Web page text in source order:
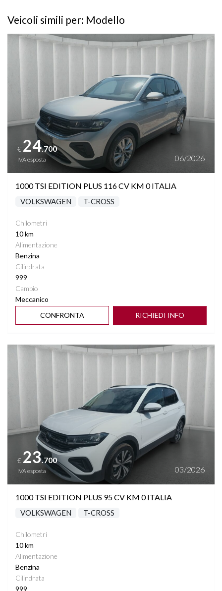
SPECCHIETTI ELETTRICI RICHIUDIBILI
SPECCHIETTO RETROVISORE FOTOCROMATICO
START&STOP
STEREO CON MONITOR TOUCHSCREEN
TASCHE SU RETROSCHIENALI SEDILI
TELECAMERA POSTERIORE
VIRTUAL COCKPIT
Veicoli simili per: Modello
Vedi dettagli
€ 24.700
IVA esposta 06/2026
1000 TSI EDITION PLUS 116 CV KM 0 ITALIA
VOLKSWAGEN T-CROSS
Chilometri
10 km
Alimentazione
Benzina
Cilindrata
999
Cambio
Meccanico
CONFRONTA
RICHIEDI INFO
Vedi dettagli
€ 23.700
IVA esposta 03/2026
1000 TSI EDITION PLUS 95 CV KM 0 ITALIA
VOLKSWAGEN T-CROSS
Chilometri
10 km
Alimentazione
Benzina
Cilindrata
999